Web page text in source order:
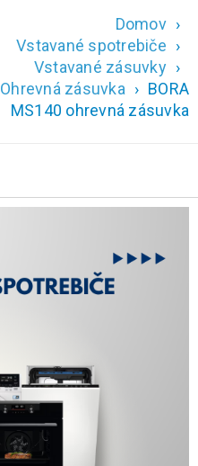
Domov ›
Vstavané spotrebiče ›
Vstavané zásuvky ›
Ohrevná zásuvka › BORA
MS140 ohrevná zásuvka